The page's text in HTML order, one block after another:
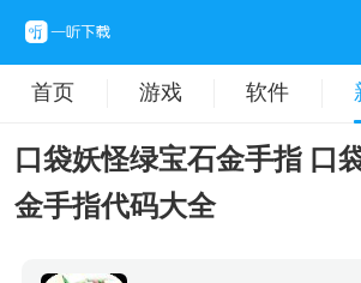
首页 游戏 软件
口袋妖怪绿宝石金手指 口
金手指代码大全